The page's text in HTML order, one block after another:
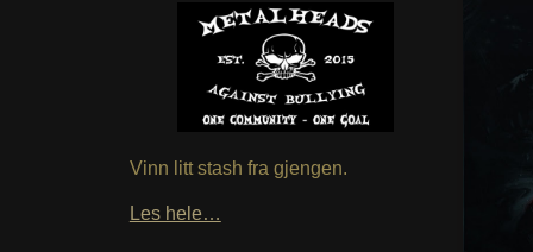
Vinn litt stash fra gjengen.
Les hele…